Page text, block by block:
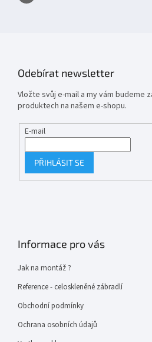
Odebírat newsletter
Vložte svůj e-mail a my vám budeme
produktech na našem e-shopu.
E-mail
PŘIHLÁSIT SE
Informace pro vás
Jak na montáž ?
Reference - celoskleněné zábradlí
Obchodní podmínky
Ochrana osobních údajů